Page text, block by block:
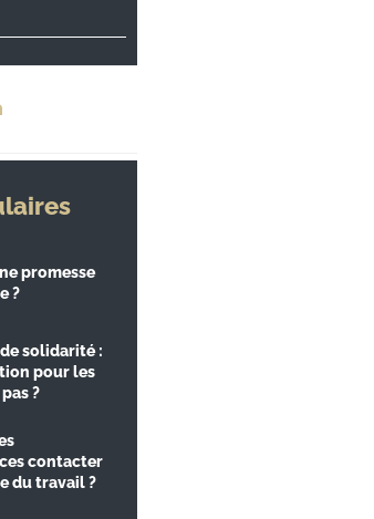
promesse
?
solidarité :
pour les
?
contacter
du travail ?